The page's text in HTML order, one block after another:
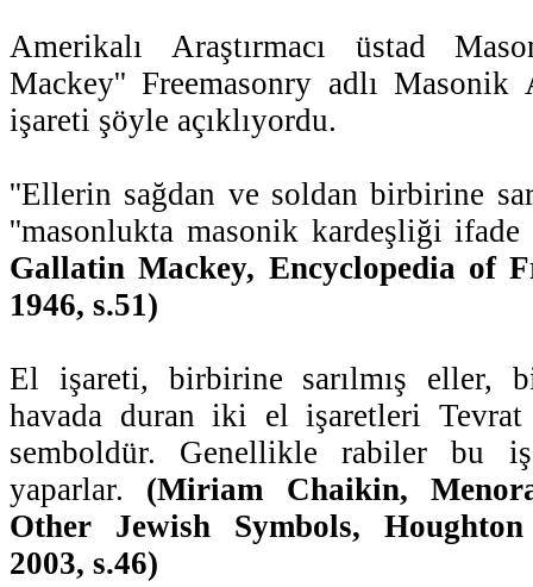
Amerikalı Araştırmacı üstad
Mackey'' Freemasonry adlı Masonik
işareti şöyle açıklıyordu.
''Ellerin sağdan ve soldan birbirine
''masonlukta masonik kardeşliği
Gallatin Mackey, Encyclopedia of
1946, s.51)
El işareti, birbirine sarılmış eller,
havada duran iki el işaretleri
semboldür. Genellikle rabiler bu
yaparlar. (Miriam Chaikin,
Other Jewish Symbols,
2003, s.46)